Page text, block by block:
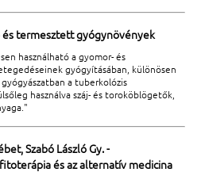
termesztett gyógynövények
használható a gyomor- és
gyógyításában, különösen
a tuberkolózis
használva száj- és toroköblögetők,
Szabó László Gy. -
és az alternatív medicina